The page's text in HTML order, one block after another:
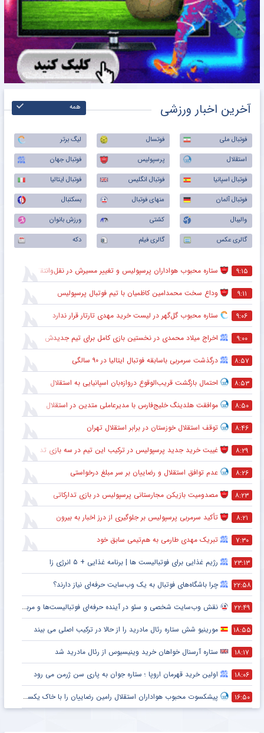
آخرین اخبار ورزشی همه
فوتبال ملی فوتسال
لیگ برتر
استقلال
پرسپولیس
فوتبال جهان
فوتبال اسپانیا
فوتبال انگلیس
فوتبال ایتالیا
فوتبال آلمان
منهای فوتبال
بسکتبال
والیبال
کشتی
ورزش بانوان
گالری عکس
گالری فیلم دکه
۹:۱۵ ستاره محبوب هواداران پرسپولیس و تغییر مسیرش در نقل‌وانتقالات
۹:۱۱ وداع سخت محمدامین کاظمیان با تیم فوتبال پرسپولیس
۹:۰۶ ستاره محبوب گل‌گهر در لیست خرید مهدی تارتار قرار ندارد
۹:۰۰ اخراج میلاد محمدی در نخستین بازی کامل برای تیم جدیدش
۸:۵۷ درگذشت سرمربی باسابقه فوتبال ایتالیا در ۹۰ سالگی
۸:۵۳ احتمال بازگشت قریب‌الوقوع دروازه‌بان اسپانیایی به استقلال
۸:۵۰ موافقت هلدینگ خلیج‌فارس با مدیرعاملی متدین در استقلال
۸:۴۶ توقف استقلال خوزستان در برابر استقلال تهران
۸:۲۹ غیبت خرید جدید پرسپولیس در ترکیب این تیم در سه بازی تدارکاتی
۸:۲۶ عدم توافق استقلال و رضاییان بر سر مبلغ درخواستی
۸:۲۳ مصدومیت بازیکن مجارستانی پرسپولیس در بازی تدارکاتی
۸:۲۱ تأکید سرمربی پرسپولیس بر جلوگیری از درز اخبار به بیرون
۷:۳۰ تبریک مهدی طارمی به هم‌تیمی سابق خود
۲۳:۱۳ رژیم غذایی برای فوتبالیست ها | برنامه غذایی + ۵ انرژی زا
۲۲:۵۸ چرا باشگاه‌های فوتبال به یک وب‌سایت حرفه‌ای نیاز دارند؟
۲۲:۴۹ نقش وب‌سایت شخصی و سئو در آینده حرفه‌ای فوتبالیست‌ها و مربیان
۱۸:۵۵ مورینیو شش ستاره رئال مادرید را از حالا در ترکیب اصلی می بیند
۱۸:۱۷ ستاره آرسنال خواهان خرید وینیسیوس از رئال مادرید شد
۱۸:۰۶ اولین خرید قهرمان اروپا ؛ ستاره جوان به پاری سن ژرمن می رود
۱۶:۵۰ پیشکسوت محبوب هواداران استقلال رامین رضاییان را با خاک یکسان کرد + جزئیات